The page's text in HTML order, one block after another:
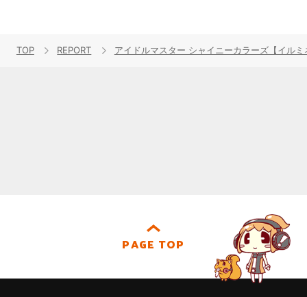
TOP REPORT アイドルマスター シャイニーカラーズ【イル
PAGE TOP